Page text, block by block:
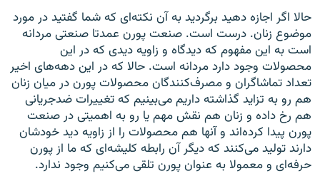
حالا اگر اجازه دهید برگردید به آن نکته‌ای که شما گفتید در مورد
موضوع زنان. درست است. صنعت پورن عمدتا صنعتی مردانه
است به این مفهوم که دیدگاه و زاویه دیدی که در این
محصولات وجود دارد مردانه است. حالا که در این دهه‌های اخیر
تعداد تماشاگران و مصرف‌کنندگان محصولات پورن در میان زنان
هم رو به تزاید گذاشته داریم می‌بینیم که تغییرات ضدجریانی
هم رخ داده و زنان هم نقش مهم یا رو به اهمیتی در صنعت
پورن پیدا کرده‌اند و آنها هم محصولات را از زاویه دید خودشان
دارند تولید می‌کنند که دیگر آن رابطه کلیشه‌ای که ما از پورن
حرفه‌ای و معمولا به عنوان پورن تلقی می‌کنیم وجود ندارد.